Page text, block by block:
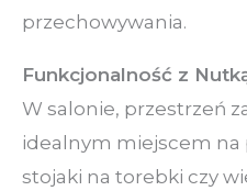
przechowywania.
Funkcjonalność z
W salonie, przestrzeń
idealnym miejscem na
stojaki na torebki czy